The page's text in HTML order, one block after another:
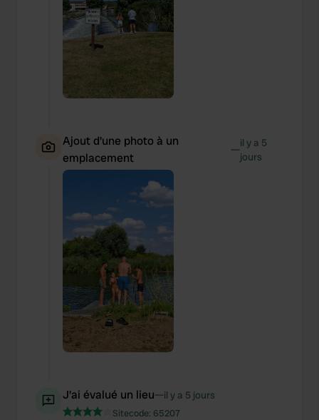
Ajout d'une photo à un
emplacement
—il y a 5
jours
J'ai évalué un lieu—il y a 5 jours
Sitecode: 65207